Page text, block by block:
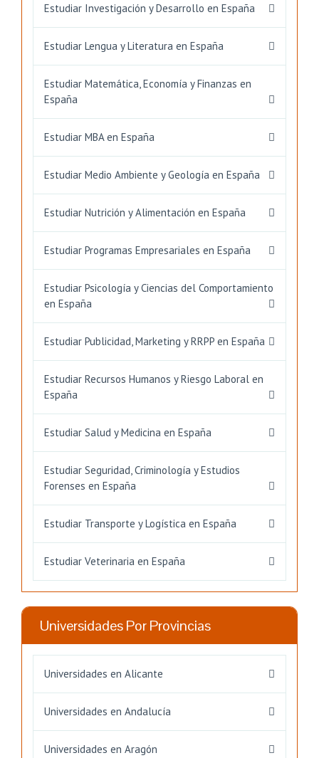
Estudiar Investigación y Desarrollo en España
Estudiar Lengua y Literatura en España
Estudiar Matemática, Economía y Finanzas en
España
Estudiar MBA en España
Estudiar Medio Ambiente y Geología en España
Estudiar Nutrición y Alimentación en España
Estudiar Programas Empresariales en España
Estudiar Psicología y Ciencias del Comportamiento
en España
Estudiar Publicidad, Marketing y RRPP en España
Estudiar Recursos Humanos y Riesgo Laboral en
España
Estudiar Salud y Medicina en España
Estudiar Seguridad, Criminología y Estudios
Forenses en España
Estudiar Transporte y Logística en España
Estudiar Veterinaria en España
Universidades Por Provincias
Universidades en Alicante
Universidades en Andalucía
Universidades en Aragón